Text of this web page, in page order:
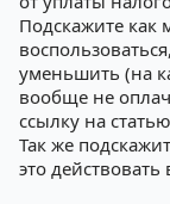
Подскажите
уменьшить (на
вообще не
ссылку на
Так же
это действовать